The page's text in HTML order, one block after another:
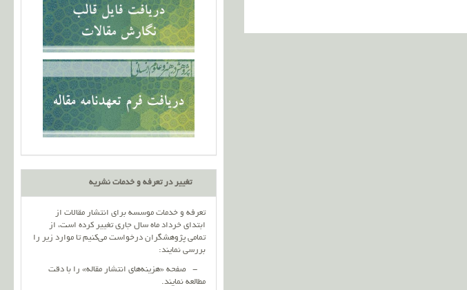
تغییر در تعرفه و خدمات نشریه
تعرفه و خدمات موسسه برای انتشار مقالات از
ابتدای خرداد ماه سال جاری تغییر کرده است، از
تمامی پژوهشگران درخواست می‌کنیم تا موارد زیر را
بررسی نمایند:
- صفحه «هزینه‌های انتشار مقاله» را با دقت
مطالعه نمایند.